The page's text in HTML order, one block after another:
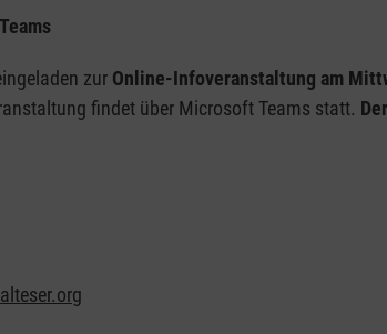
zur Online-Infoveranstaltung am
findet über Microsoft Teams statt.